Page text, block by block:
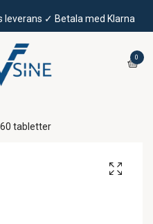
✓ Betala med Klarna
0
60 tabletter